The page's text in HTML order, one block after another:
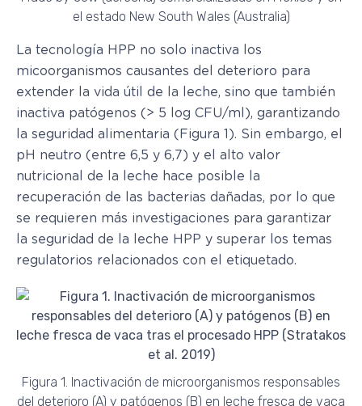
el estado New South Wales (Australia)
La tecnología HPP no solo inactiva los
micoorganismos causantes del deterioro para
extender la vida útil de la leche, sino que también
inactiva patógenos (> 5 log CFU/ml), garantizando
la seguridad alimentaria (Figura 1). Sin embargo, el
pH neutro (entre 6,5 y 6,7) y el alto valor
nutricional de la leche hace posible la
recuperación de las bacterias dañadas, por lo que
se requieren más investigaciones para garantizar
la seguridad de la leche HPP y superar los temas
regulatorios relacionados con el etiquetado.
Figura 1. Inactivación de microorganismos responsables
del deterioro (A) y patógenos (B) en leche fresca de vaca